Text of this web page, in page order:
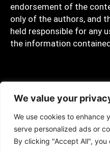
We value your
We use cookies to enhance
serve personalized ads or
By clicking "Accept All",
endorsement of the
only of the authors, and
held responsible for any
the information
Copyrights © 2023